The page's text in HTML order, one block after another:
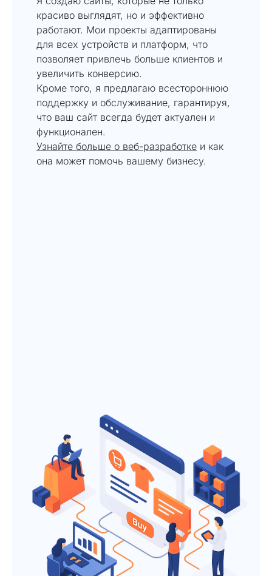
красиво выглядят, но и эффективно
работают. Мои проекты адаптированы
для всех устройств и платформ, что
позволяет привлечь больше клиентов и
увеличить конверсию.
Кроме того, я предлагаю всестороннюю
поддержку и обслуживание, гарантируя,
что ваш сайт всегда будет актуален и
функционален.
Узнайте больше о веб-разработке и как
она может помочь вашему бизнесу.